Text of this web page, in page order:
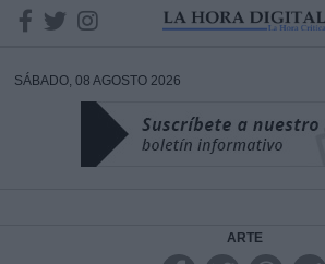
SÁBADO, 08 AGOSTO 2026
ARTE
DATOS
Responsable: